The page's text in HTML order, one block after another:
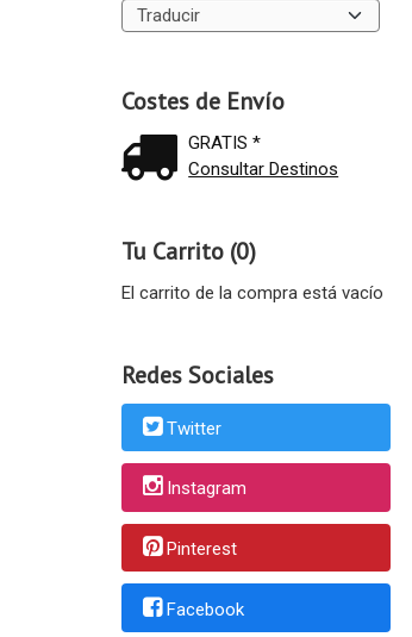
Costes de Envío
GRATIS *
Consultar Destinos
Tu Carrito (0)
El carrito de la compra está vacío
Redes Sociales
Twitter
Instagram
Pinterest
Facebook